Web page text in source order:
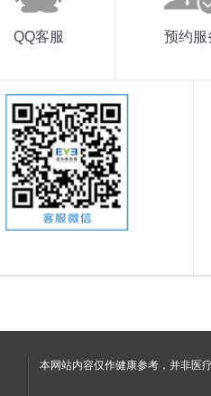
QQ客服 预约服
本网站内容仅作健康参考，并非医